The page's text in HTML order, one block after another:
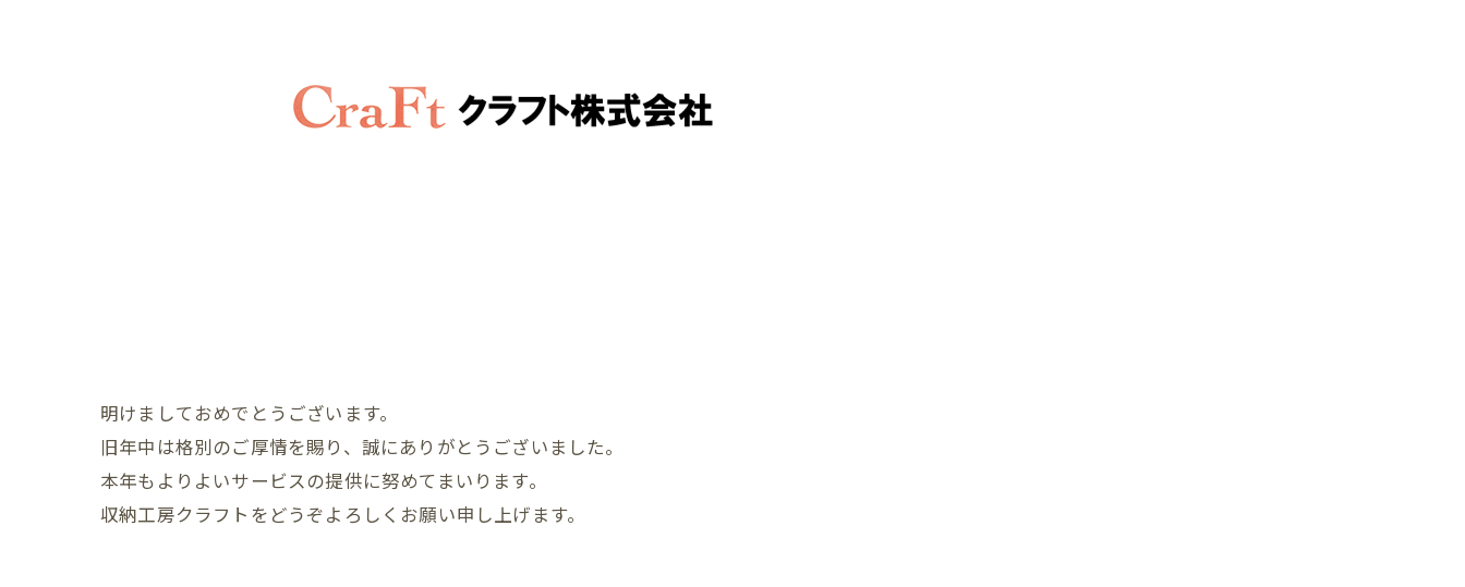
明けましておめでとうございます。
旧年中は格別のご厚情を賜り、誠にありがとうございました。
本年もよりよいサービスの提供に努めてまいります。
収納工房クラフトをどうぞよろしくお願い申し上げます。